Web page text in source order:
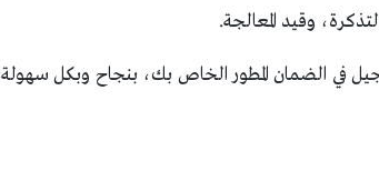
وقيد المعالجة.
في الضمان المطور الخاص بك، بنجاح وبكل سهولة